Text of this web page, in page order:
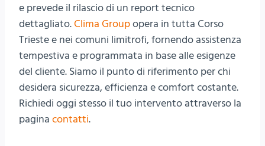
e prevede il rilascio di un report tecnico
dettagliato.Clima Groupopera in tutta Corso
Trieste e nei comuni limitrofi, fornendo assistenza
tempestiva e programmata in base alle esigenze
del cliente. Siamo il punto di riferimento per chi
desidera sicurezza, efficienza e comfort costante.
Richiedi oggi stesso il tuo intervento attraverso la
pagina contatti.